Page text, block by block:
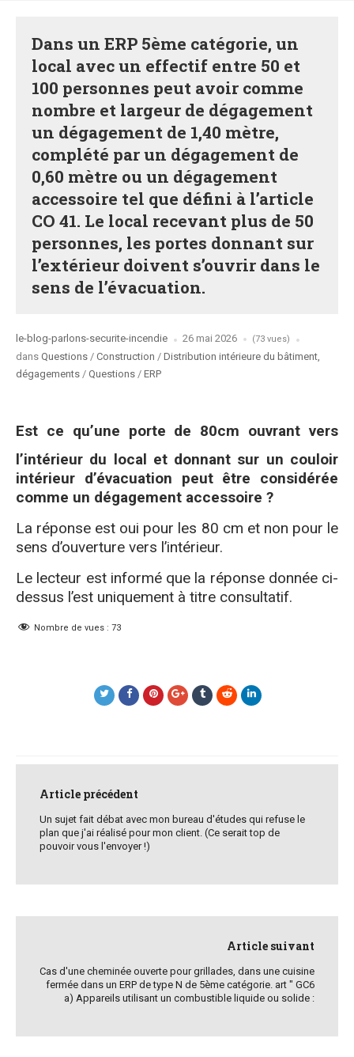
Dans un ERP 5ème catégorie, un
local avec un effectif entre 50 et
100 personnes peut avoir comme
nombre et largeur de dégagement
un dégagement de 1,40 mètre,
complété par un dégagement de
0,60 mètre ou un dégagement
accessoire tel que défini à l’article
CO 41. Le local recevant plus de 50
personnes, les portes donnant sur
l’extérieur doivent s’ouvrir dans le
sens de l’évacuation.
Posted
by
le-blog-parlons-securite-incendie 26 mai 2026 (73 vues)
dans Posted
in
Questions / Construction / Distribution intérieure du bâtiment,
dégagements / Questions / ERP
Est ce qu’une porte de 80cm ouvrant vers
l’intérieur du local et donnant sur un couloir
intérieur d’évacuation peut être considérée
comme un dégagement accessoire ?
La réponse est oui pour les 80 cm et non pour le
sens d’ouverture vers l’intérieur.
Le lecteur est informé que la réponse donnée ci-
dessus l’est uniquement à titre consultatif.
Nombre de vues : 73
navigation
Article précédent
Un sujet fait débat avec mon bureau d'études qui refuse le
plan que j'ai réalisé pour mon client. (Ce serait top de
pouvoir vous l'envoyer !)
Article suivant
Cas d'une cheminée ouverte pour grillades, dans une cuisine
fermée dans un ERP de type N de 5ème catégorie. art " GC6
a) Appareils utilisant un combustible liquide ou solide :